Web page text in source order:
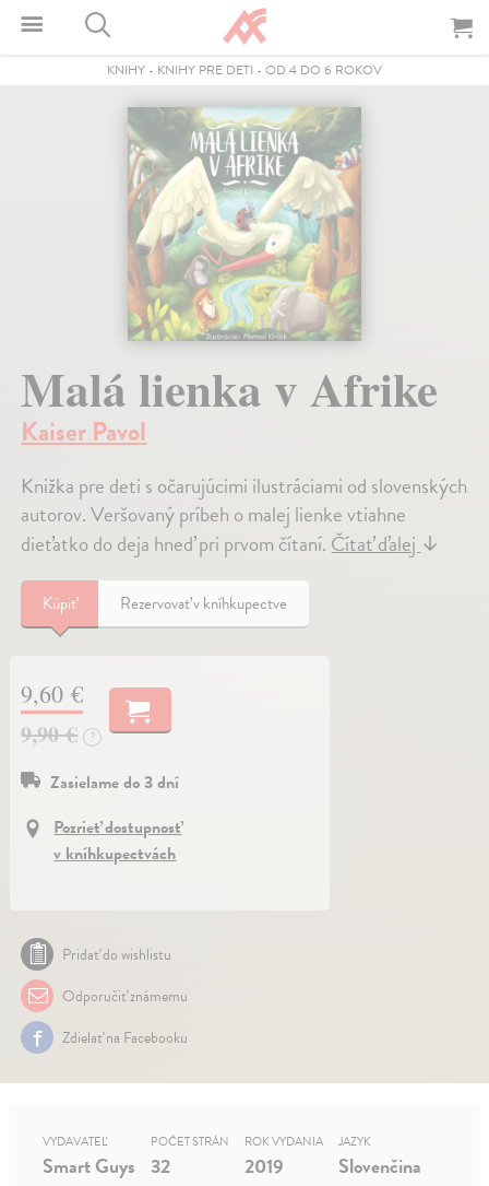
KNIHY - KNIHY PRE DETI - OD 4 DO 6 ROKOV
Malá lienka v Afrike
Kaiser Pavol
Knižka pre deti s očarujúcimi ilustráciami od slovenských
autorov. Veršovaný príbeh o malej lienke vtiahne
dieťatko do deja hneď pri prvom čítaní.Čítať ďalej↓
Kúpiť Rezervovať v kníhkupectve
9,60 €
9,90 €
?
Zasielame do 3 dní
Pozrieť dostupnosť
v kníhkupectvách
Pridať do wishlistu
Odporučiť známemu
Zdielať na Facebooku
VYDAVATEĽ
Smart Guys
POČET STRÁN
32
ROK VYDANIA
2019
JAZYK
Slovenčina